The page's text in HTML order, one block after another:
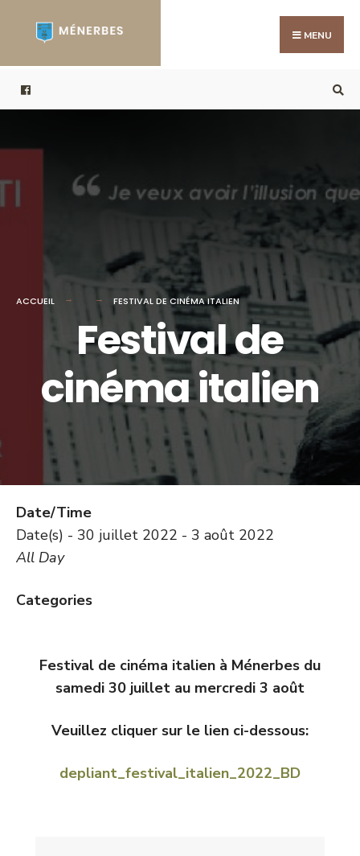
MENU
ACCUEIL FESTIVAL DE CINÉMA ITALIEN
Festival de
cinéma italien
Date/Time
Date(s) - 30 juillet 2022 - 3 août 2022
All Day
Categories
Festival de cinéma italien à Ménerbes du
samedi 30 juillet au mercredi 3 août
Veuillez cliquer sur le lien ci-dessous:
depliant_festival_italien_2022_BD
for: